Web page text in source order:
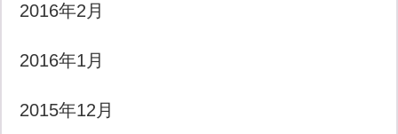
2016年2月
2016年1月
2015年12月